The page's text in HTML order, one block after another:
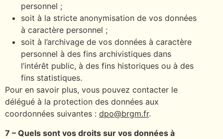
personnel ;
soit à la stricte anonymisation de vos données
à caractère personnel ;
soit à l’archivage de vos données à caractère
personnel à des fins archivistiques dans
l’intérêt public, à des fins historiques ou à des
fins statistiques.
Pour en savoir plus, vous pouvez contacter le
délégué à la protection des données aux
coordonnées suivantes : dpo@brgm.fr.
7 – Quels sont vos droits sur vos données à